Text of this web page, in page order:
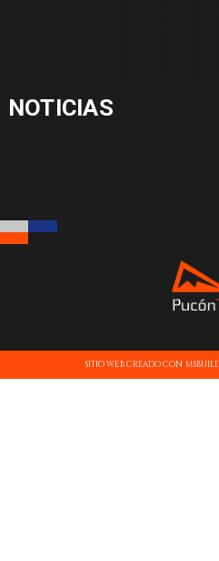
NOTICIAS
SITIO WEB CREADO CON